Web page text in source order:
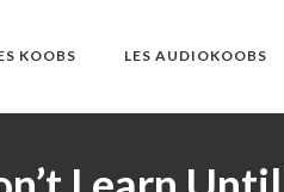
KOOBS LES AUDIOKOOBS